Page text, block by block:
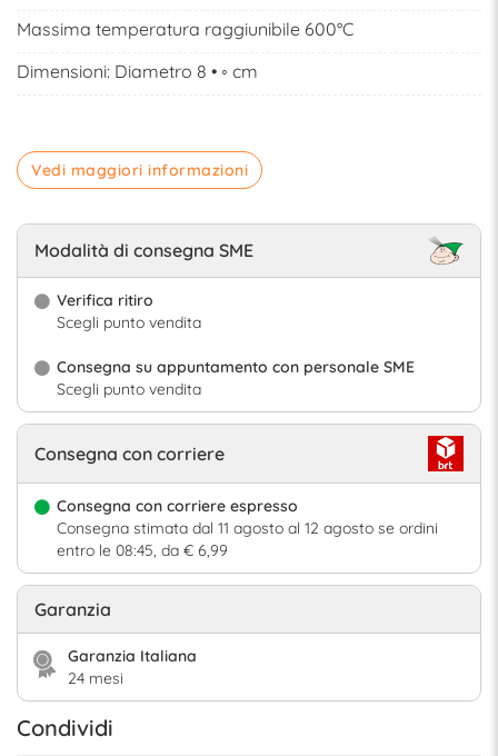
Massima temperatura raggiunibile 600°C
Dimensioni: Diametro 8 • ◦ cm
Vedi maggiori informazioni
Modalità di consegna SME
Verifica ritiro
Scegli punto vendita
Consegna su appuntamento con personale SME
Scegli punto vendita
Consegna con corriere
Consegna con corriere espresso
Consegna stimata dal 11 agosto al 12 agosto se ordini
entro le 08:45, da € 6,99
Garanzia
Garanzia Italiana
24 mesi
Condividi